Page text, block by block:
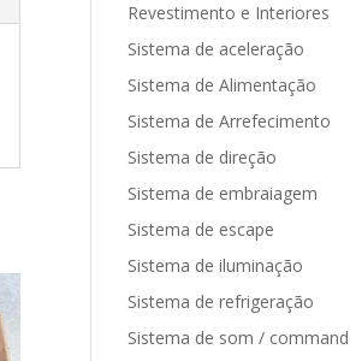
Revestimento e Interiores
Sistema de aceleração
Sistema de Alimentação
Sistema de Arrefecimento
Sistema de direção
Sistema de embraiagem
Sistema de escape
Sistema de iluminação
Sistema de refrigeração
Sistema de som / command